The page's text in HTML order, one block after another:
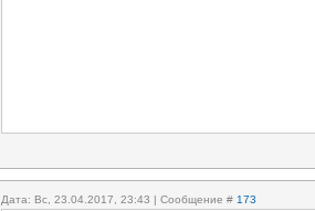
Дата: Вс, 23.04.2017, 23:43 | Сообщение # 173